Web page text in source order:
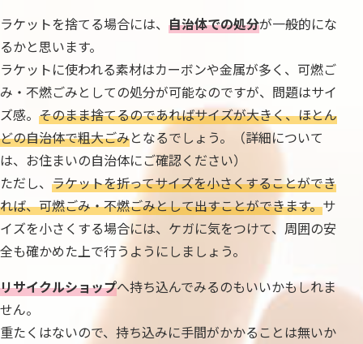
ラケットを捨てる場合には、 自治体での処分が一般的にな
るかと思います。
ラケットに使われる素材はカーボンや金属が多く、可燃ご
み・不燃ごみとしての処分が可能なのですが、問題はサイ
ズ感。 そのまま捨てるのであればサイズが大きく、ほとん
どの自治体で粗大ごみとなるでしょう。（詳細について
は、お住まいの自治体にご確認ください）
ただし、 ラケットを折ってサイズを小さくすることができ
れば、可燃ごみ・不燃ごみとして出すことができます。サ
イズを小さくする場合には、ケガに気をつけて、周囲の安
全も確かめた上で行うようにしましょう。
リサイクルショップへ持ち込んでみるのもいいかもしれま
せん。
重たくはないので、持ち込みに手間がかかることは無いか